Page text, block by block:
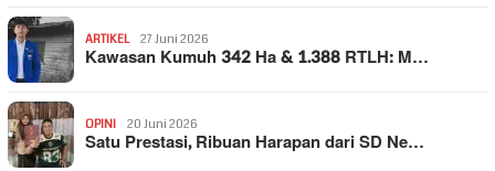
ARTIKEL 27 Juni 2026
Kawasan Kumuh 342 Ha & 1.388 RTLH: M…
OPINI 20 Juni 2026
Satu Prestasi, Ribuan Harapan dari SD Ne…